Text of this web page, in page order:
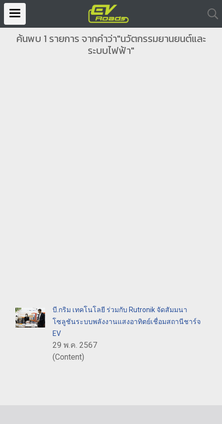
ค้นพบ 1 รายการ จากคำว่า"นวัตกรรมยานยนต์และ
ระบบไฟฟ้า"
บี.กริม เทคโนโลยี ร่วมกับ Rutronik จัดสัมมนา
โซลูชันระบบพลังงานแสงอาทิตย์เชื่อมสถานีชาร์จ
EV
29 พ.ค. 2567
(Content)